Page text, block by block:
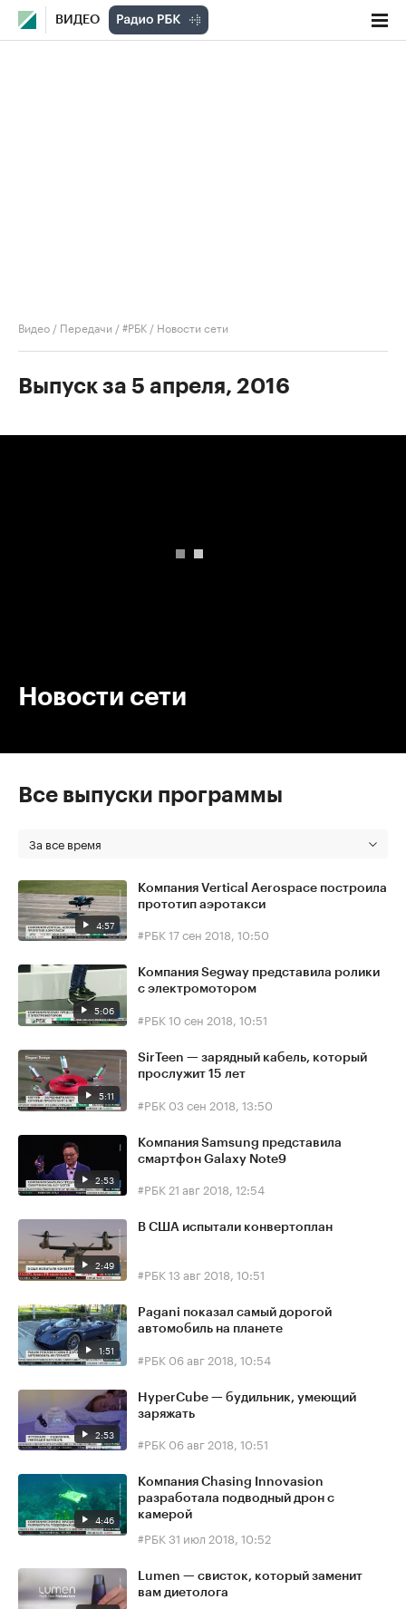
ВИДЕО
Видео / Передачи /#РБК / Новости сети
Выпуск за 5 апреля, 2016
Новости сети
Все выпуски программы
За все время
4:57
Компания Vertical Aerospace построила
прототип аэротакси
#РБК17 сен 2018, 10:50
5:06
Компания Segway представила ролики
с электромотором
#РБК10 сен 2018, 10:51
5:11
SirTeen — зарядный кабель, который
прослужит 15 лет
#РБК 03 сен 2018, 13:50
2:53
Компания Samsung представила
смартфон Galaxy Note9
#РБК 21 авг 2018, 12:54
2:49
В США испытали конвертоплан
#РБК13 авг 2018, 10:51
1:51
Pagani показал самый дорогой
автомобиль на планете
#РБК 06 авг 2018, 10:54
2:53
HyperCube — будильник, умеющий
заряжать
#РБК 06 авг 2018, 10:51
4:46
Компания Chasing Innovasion
разработала подводный дрон с
камерой
#РБК31 июл 2018, 10:52
Lumen — свисток, который заменит
вам диетолога